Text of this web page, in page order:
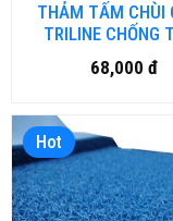
THẢM TẤM CHÙI
TRILINE CHỐNG
TRƯỢT HN.DN-
68,000 đ
Hot